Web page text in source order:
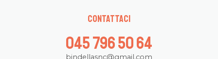
Contattaci
045 796 50 64
bindellasnc@gmail.com